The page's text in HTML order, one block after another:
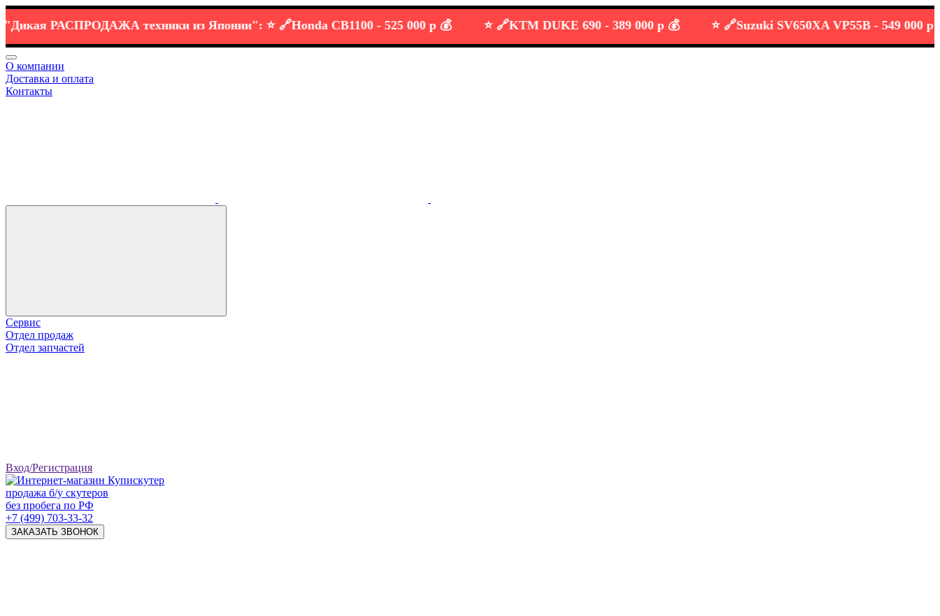
РАСПРОДАЖАтехникииз Японии": ⭐️ 🔗Honda CB1100 -525 000 р 💰 KTM DUKE 690 - 389 000 р 💰 Suzuki SV650XA VP55B -549 000 р 💰
О компании
Доставка и оплата
Контакты
Сервис
Отдел продаж
Отдел запчастей
Вход/Регистрация
продажа б/у скутеров
без пробега по РФ
+7 (499) 703-33-32
ЗАКАЗАТЬ ЗВОНОК